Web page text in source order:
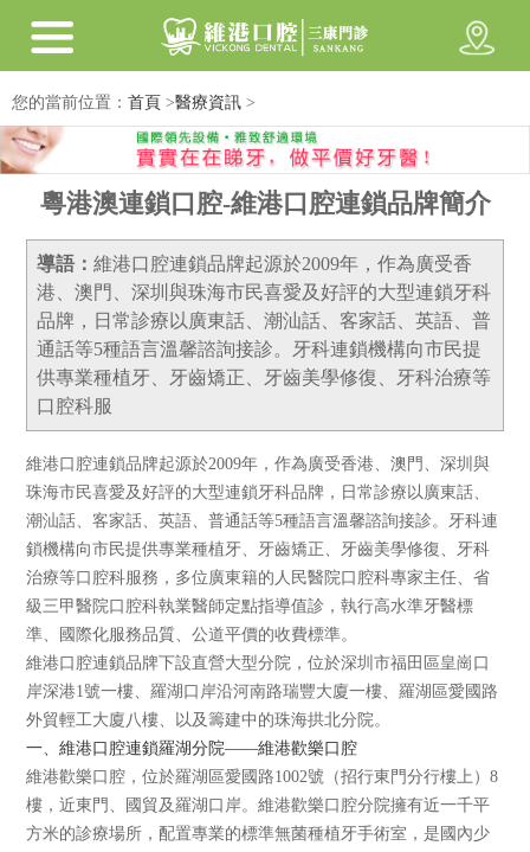
您的當前位置： 首頁 >醫療資訊 >
粵港澳連鎖口腔-維港口腔連鎖品牌簡介
導語：維港口腔連鎖品牌起源於2009年，作為廣受香
港、澳門、深圳與珠海市民喜愛及好評的大型連鎖牙科
品牌，日常診療以廣東話、潮汕話、客家話、英語、普
通話等5種語言溫馨諮詢接診。牙科連鎖機構向市民提
供專業種植牙、牙齒矯正、牙齒美學修復、牙科治療等
口腔科服
維港口腔連鎖品牌起源於2009年，作為廣受香港、澳門、深圳與
珠海市民喜愛及好評的大型連鎖牙科品牌，日常診療以廣東話、
潮汕話、客家話、英語、普通話等5種語言溫馨諮詢接診。牙科連
鎖機構向市民提供專業種植牙、牙齒矯正、牙齒美學修復、牙科
治療等口腔科服務，多位廣東籍的人民醫院口腔科專家主任、省
級三甲醫院口腔科執業醫師定點指導值診，執行高水準牙醫標
準、國際化服務品質、公道平價的收費標準。
維港口腔連鎖品牌下設直營大型分院，位於深圳市福田區皇崗口
岸深港1號一樓、羅湖口岸沿河南路瑞豐大廈一樓、羅湖區愛國路
外貿輕工大廈八樓、以及籌建中的珠海拱北分院。
一、維港口腔連鎖羅湖分院——維港歡樂口腔
維港歡樂口腔，位於羅湖區愛國路1002號（招行東門分行樓上）8
樓，近東門、國貿及羅湖口岸。維港歡樂口腔分院擁有近一千平
方米的診療場所，配置專業的標準無菌種植牙手術室，是國內少